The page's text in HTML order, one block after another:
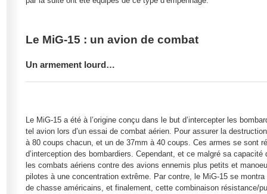
Le MiG-15 : un avion de combat
Un armement lourd…
Le MiG-15 a été à l’origine conçu dans le but d’intercepter les
tel avion lors d’un essai de combat aérien. Pour assurer la
à 80 coups chacun, et un de 37mm à 40 coups. Ces armes se sont
d’interception des bombardiers. Cependant, et ce malgré sa
les combats aériens contre des avions ennemis plus petits et
pilotes à une concentration extrême. Par contre, le MiG-15 se
de chasse américains, et finalement, cette combinaison résistance/